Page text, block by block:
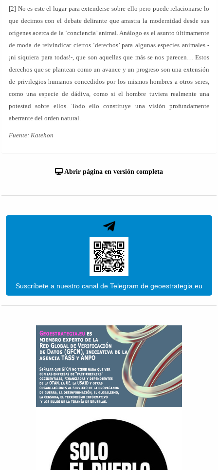
[2] No es este el lugar para extenderse sobre ello pero puede relacionarse lo
que decimos con el debate delirante que arrastra la modernidad desde sus
orígenes acerca de la ‘conciencia’ animal. Análogo es el asunto últimamente
de moda de reivindicar ciertos ‘derechos’ para algunas especies animales -
¡ni siquiera para todas!-, que son aquellas que más se nos parecen… Estos
derechos que se plantean como un avance y un progreso son una extensión
de privilegios humanos concedidos por los mismos hombres a otros seres,
como una especie de dádiva, como si el hombre tuviera realmente una
potestad sobre ellos. Todo ello constituye una visión profundamente
aberrante del orden natural.
Fuente: Katehon
Abrir página en versión completa
Suscríbete a nuestro canal de Telegram de geoestrategia.eu